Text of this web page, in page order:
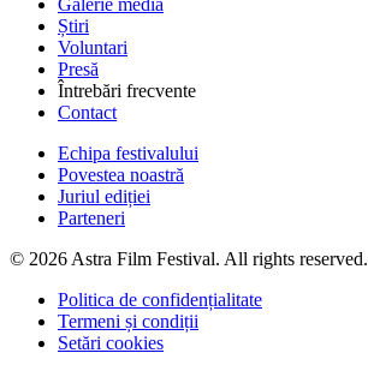
Știri
Voluntari
Presă
Întrebări frecvente
Contact
Echipa festivalului
Povestea noastră
Juriul ediției
Parteneri
© 2026 Astra Film Festival. All rights reserved.
Politica de confidențialitate
Termeni și condiții
Setări cookies